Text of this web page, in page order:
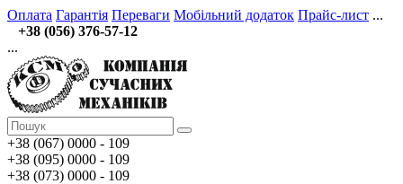
Оплата Гарантія Переваги Мобільний додаток Прайс-лист ...
+38 (056) 376-57-12
...
+38 (067) 0000 - 109
+38 (095) 0000 - 109
+38 (073) 0000 - 109